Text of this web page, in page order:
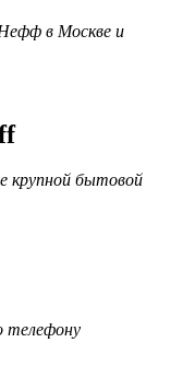
в Москве и
крупной бытовой
телефону